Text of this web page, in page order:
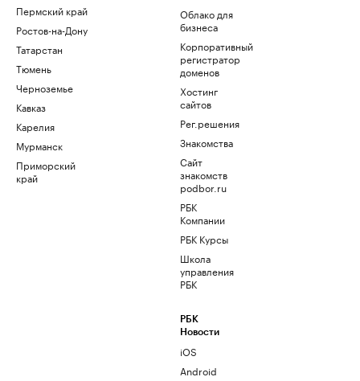
Пермский край
Ростов-на-Дону
Татарстан
Тюмень
Черноземье
Кавказ
Карелия
Мурманск
Приморский
край
Облако для
бизнеса
Корпоративный
регистратор
доменов
Хостинг
сайтов
Рег.решения
Знакомства
Сайт
знакомств
podbor.ru
РБК
Компании
РБК Курсы
Школа
управления
РБК
РБК
Новости
iOS
Android